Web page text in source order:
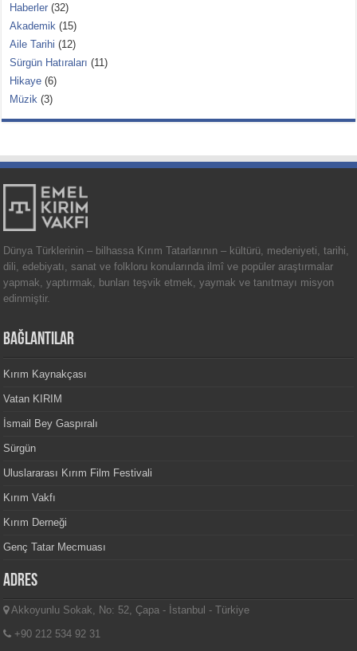
Haberler (32)
Akademik (15)
Aile Tarihi (12)
Sürgün Hatıraları (11)
Hikaye (6)
Müzik (3)
Dünya Türklerinin – bilhassa Kırım Tatarlarının – kültürü, medeniyeti, tarihi,
dili, edebiyatı, sanat ve folkloru konularında ilmî ve popüler araştırmalar
yapmak, yaptırmak, bunları teşvik etmek, yaymak ve tanıtmayı misyon
edinmiştir.
BAĞLANTILAR
Kırım Kaynakçası
Vatan KIRIM
İsmail Bey Gaspıralı
Sürgün
Uluslararası Kırım Film Festivali
Kırım Vakfı
Kırım Derneği
Genç Tatar Mecmuası
Adres
Akkoyunlu Sokak, No: 52, Çapa - İstanbul - Türkiye
+90 212 534 92 31